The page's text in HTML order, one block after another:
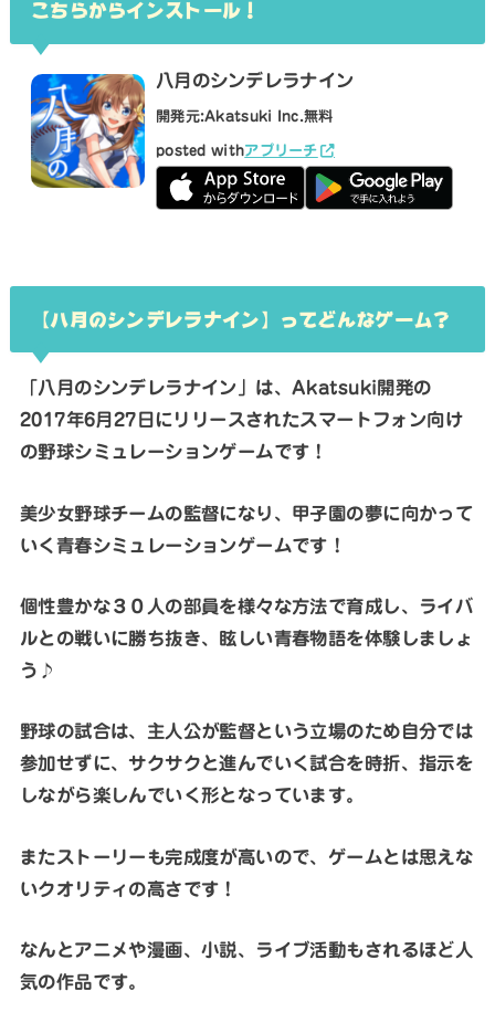
こちらからインストール！
八月のシンデレラナイン
開発元:Akatsuki Inc.無料
posted withアプリーチ
【八月のシンデレラナイン】ってどんなゲーム？
「八月のシンデレラナイン」は、Akatsuki開発の
2017年6月27日にリリースされたスマートフォン向け
の野球シミュレーションゲームです！
美少女野球チームの監督になり、甲子園の夢に向かって
いく青春シミュレーションゲームです！
個性豊かな３０人の部員を様々な方法で育成し、ライバ
ルとの戦いに勝ち抜き、眩しい青春物語を体験しましょ
う♪
野球の試合は、主人公が監督という立場のため自分では
参加せずに、サクサクと進んでいく試合を時折、指示を
しながら楽しんでいく形となっています。
またストーリーも完成度が高いので、ゲームとは思えな
いクオリティの高さです！
なんとアニメや漫画、小説、ライブ活動もされるほど人
気の作品です。